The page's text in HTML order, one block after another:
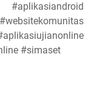
#aplikasiandroid
#simaset